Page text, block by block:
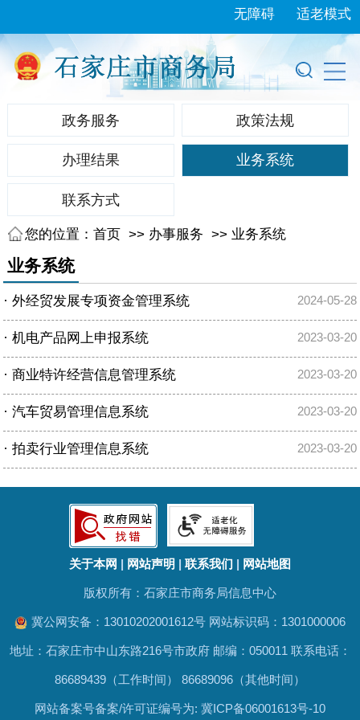
无障碍 适老模式
政务服务 政策法规
办理结果 业务系统
联系方式
您的位置：首页 >> 办事服务 >> 业务系统
业务系统
· 外经贸发展专项资金管理系统 2024-05-28
· 机电产品网上申报系统 2023-03-20
· 商业特许经营信息管理系统 2023-03-20
· 汽车贸易管理信息系统 2023-03-20
· 拍卖行业管理信息系统 2023-03-20